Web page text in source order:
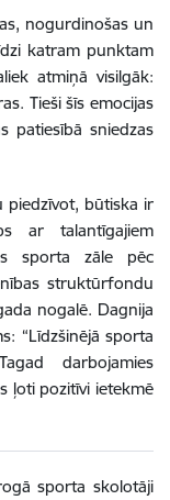
nogurdinošas un
katram punktam
atmiņā visilgāk:
Tieši šīs emocijas
patiesībā sniedzas
piedzīvot, būtiska ir
ar talantīgajiem
sporta zāle pēc
struktūrfondu
nogalē. Dagnija
“Līdzšinējā sporta
darbojamies
ļoti pozitīvi ietekmē
sporta skolotāji